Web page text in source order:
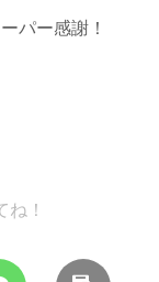
パー感謝！
！